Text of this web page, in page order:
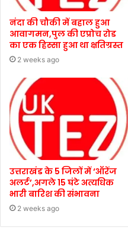
नंदा की चौकी में बहाल हुआ
आवागमन,पुल की एप्रोच रोड
का एक हिस्सा हुआ था क्षतिग्रस्त
2 weeks ago
उत्तराखंड के 5 जिलों में ‘ऑरेंज
अलर्ट’,अगले 15 घंटे अत्यधिक
भारी बारिश की संभावना
2 weeks ago